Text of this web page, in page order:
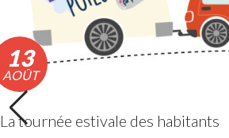
13
AOÛT
La tournée estivale des habitants